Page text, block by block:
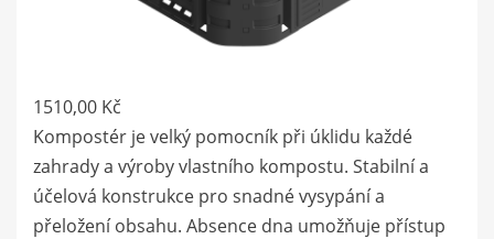
1510,00 Kč
Kompostér je velký pomocník při úklidu každé
zahrady a výroby vlastního kompostu. Stabilní a
účelová konstrukce pro snadné vysypání a
přeložení obsahu. Absence dna umožňuje přístup